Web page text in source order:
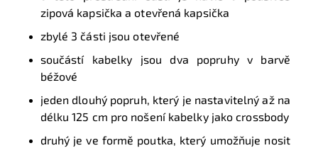
zipová kapsička a otevřená kapsička
zbylé 3 části jsou otevřené
součástí kabelky jsou dva popruhy v barvě
béžové
jeden dlouhý popruh, který je nastavitelný až na
délku 125 cm pro nošení kabelky jako crossbody
druhý je ve formě poutka, který umožňuje nosit